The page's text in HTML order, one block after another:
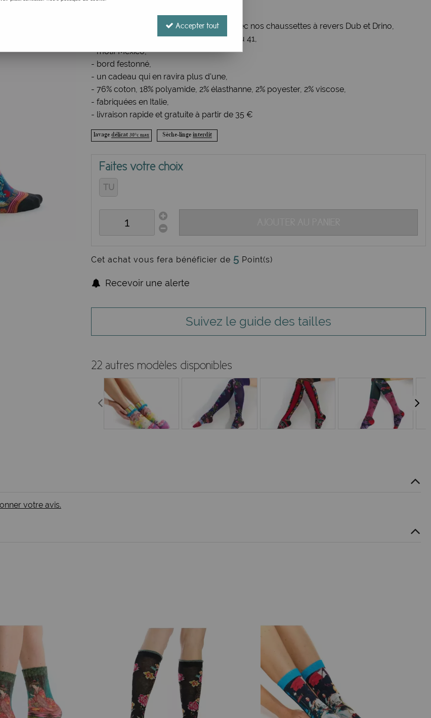
Optez pour les couleurs charmantes avec nos chaussettes à revers Dub et Drino,
- coton majoritaire, taille unique du 36 au 41,
- motif Mexico,
- bord festonné,
- un cadeau qui en ravira plus d'une,
- 76% coton, 18% polyamide, 2% élasthanne, 2% poyester, 2% viscose,
- fabriquées en Italie,
- livraison rapide et gratuite à partir de 35 €
Faites votre choix
TU
Cet achat vous fera bénéficier de 5 Point(s)
Recevoir une alerte
Suivez le guide des tailles
22 autres modèles disponibles
votre avis.
Accepter tout